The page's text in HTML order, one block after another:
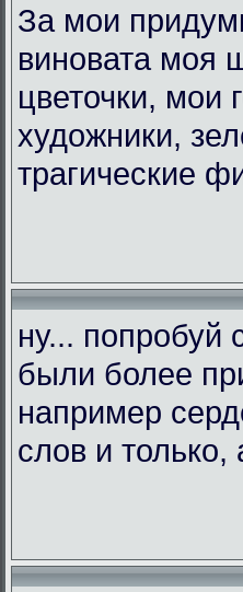
За мои
виновата моя
цветочки,
художники,
трагические
ну... попробуй
были более
например
слов и только,